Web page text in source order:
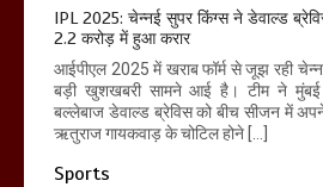
IPL 2025: चेन्नई सुपर किंग्स ने डेवाल्ड
2.2 करोड़ में हुआ करार
आईपीएल 2025 में खराब फॉर्म से जूझ रही
बड़ी खुशखबरी सामने आई है। टीम ने मुंबई
बल्लेबाज डेवाल्ड ब्रेविस को बीच सीजन में
ऋतुराज गायकवाड़ के चोटिल होने […]
Sports